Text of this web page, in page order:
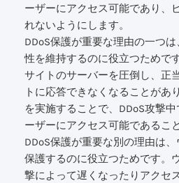
ーザーにアクセス可能であり、
れないようにします。
DDoS保護が重要な理由の一つ
性を維持するのに役立つためで
サイトのサーバーを圧倒し、正
トに応答できなくなることがあ
を実施することで、DDoS攻撃
ーザーにアクセス可能であるこ
DDoS保護が重要な別の理由は
保護するのに役立つためです。
撃によって遅くなったりアクセ